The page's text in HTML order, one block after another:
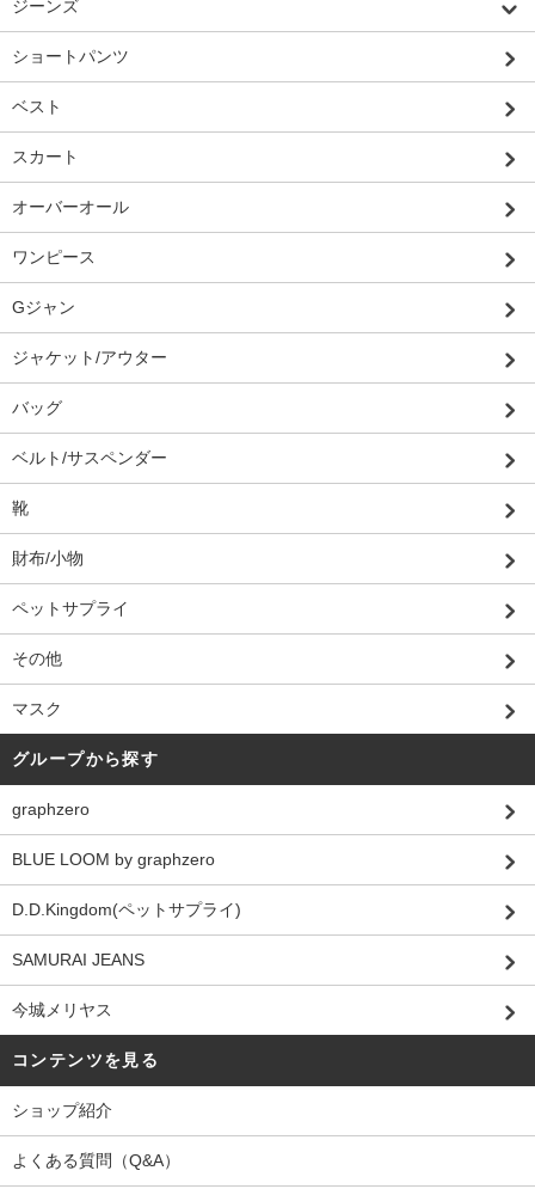
ジーンズ
ショートパンツ
ベスト
スカート
オーバーオール
ワンピース
Gジャン
ジャケット/アウター
バッグ
ベルト/サスペンダー
靴
財布/小物
ペットサプライ
その他
マスク
グループから探す
graphzero
BLUE LOOM by graphzero
D.D.Kingdom(ペットサプライ)
SAMURAI JEANS
今城メリヤス
コンテンツを見る
ショップ紹介
よくある質問（Q&A）